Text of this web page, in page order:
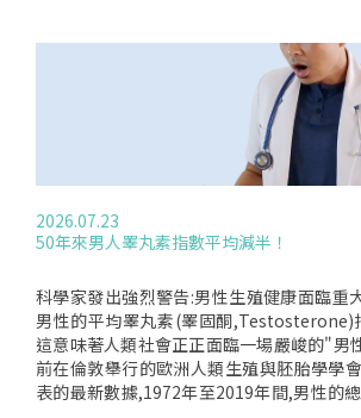
會依據能量需求,決定要燃燒或儲存攝取的
類食物也同樣關鍵.路德維希指出,白麵包、
糖指數食物,容易轉化為可用能量,也會促使
相較之下,某些豆類、全穀物與種子所含的"
化為可用能量,也不會引發相同的儲存反應.
化,因此人體實際吸收的熱量會低於標示上
堅果(200大卡)更有利於控制體重,對吧？但
含糖飲料的熱量雖然比較低,卻會讓身體更傾
度、加工方式與基因差異,同樣影響熱量吸
熟度也會影響人體實際吸收的熱量.熟食中
被吸收；而未成熟的農產品(例如香蕉)中
意味著,一根"中型香蕉"標示的105大卡,實
它的成熟程度.加工方式同樣會影響熱量吸
險在產後長達46年仍可檢測到,這一點也很
十年後才會被考慮或篩檢,而妊娠併發症可
期標誌."手足分析表明,這些發現很大程度
因素來解釋.Crump說:"所有重大不良妊娠
為是PAD的長期風險因素.有不良妊娠結局
行臨床隨訪,以便持續預防、及時發現和治
高；然而,其長期影響尚不明確.關於PAD風險
例如,一些研究表明,先兆子癇和妊娠期高血
著手確定有妊娠併發症的女性患PAD的長期
早識別高風險女性,以便我們能夠更早地進
期健康."研究如何進行研究人員利用瑞典
據,篩選出1973年至2015年間2,201,446名
已有PAD診斷的女性被排除在外.PAD的診
2026.07.23
50年來男人睪丸素指數平均減半！
科學家發出強烈警告:男性生殖健康面臨重
男性的平均睪丸素(睪固酮,Testosterone)
這意味著人類社會正正面臨一場嚴峻的"男
前在倫敦舉行的歐洲人類生殖與胚胎學學
表的最新數據,1972年至2019年間,男性的